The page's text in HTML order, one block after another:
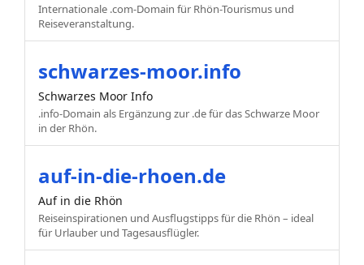
Internationale .com-Domain für Rhön-Tourismus und
Reiseveranstaltung.
schwarzes-moor.info
Schwarzes Moor Info
.info-Domain als Ergänzung zur .de für das Schwarze Moor
in der Rhön.
auf-in-die-rhoen.de
Auf in die Rhön
Reiseinspirationen und Ausflugstipps für die Rhön – ideal
für Urlauber und Tagesausflügler.